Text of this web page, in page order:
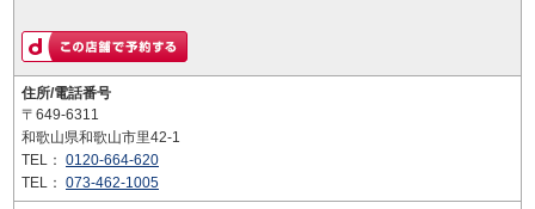
住所/電話番号
〒649-6311
和歌山県和歌山市里42-1
TEL： 0120-664-620
TEL： 073-462-1005